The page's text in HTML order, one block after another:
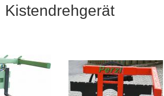
Kistendrehgerät